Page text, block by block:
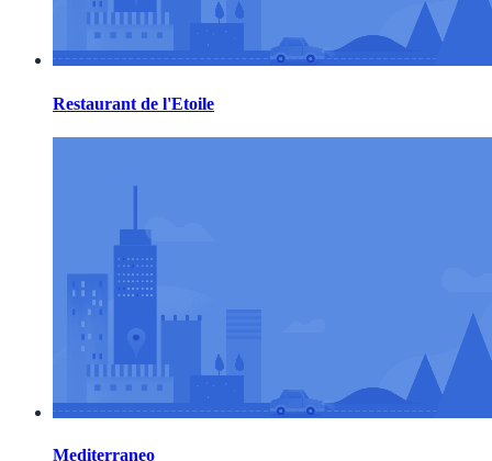
Restaurant de l'Etoile
Mediterraneo